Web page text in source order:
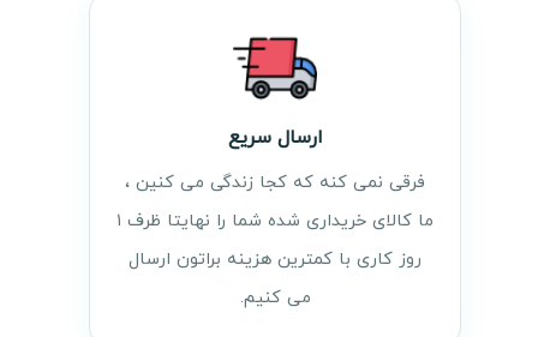
ارسال سریع
فرقی نمی کنه که کجا زندگی می کنین ،
ما کالای خریداری شده شما را نهایتا ظرف ۱
روز کاری با کمترین هزینه براتون ارسال
می کنیم.